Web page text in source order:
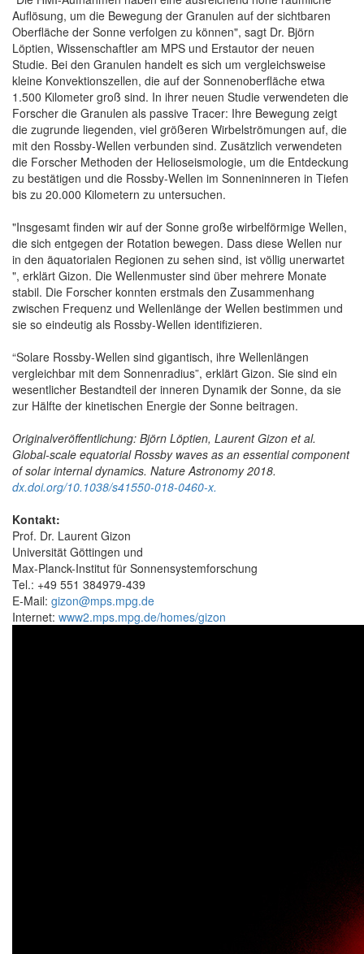
Auflösung, um die Bewegung der Granulen auf der sichtbaren
Oberfläche der Sonne verfolgen zu können", sagt Dr. Björn
Löptien, Wissenschaftler am MPS und Erstautor der neuen
Studie. Bei den Granulen handelt es sich um vergleichsweise
kleine Konvektionszellen, die auf der Sonnenoberfläche etwa
1.500 Kilometer groß sind. In ihrer neuen Studie verwendeten die
Forscher die Granulen als passive Tracer: Ihre Bewegung zeigt
die zugrunde liegenden, viel größeren Wirbelströmungen auf, die
mit den Rossby-Wellen verbunden sind. Zusätzlich verwendeten
die Forscher Methoden der Helioseismologie, um die Entdeckung
zu bestätigen und die Rossby-Wellen im Sonneninneren in Tiefen
bis zu 20.000 Kilometern zu untersuchen.
"Insgesamt finden wir auf der Sonne große wirbelförmige Wellen,
die sich entgegen der Rotation bewegen. Dass diese Wellen nur
in den äquatorialen Regionen zu sehen sind, ist völlig unerwartet
", erklärt Gizon. Die Wellenmuster sind über mehrere Monate
stabil. Die Forscher konnten erstmals den Zusammenhang
zwischen Frequenz und Wellenlänge der Wellen bestimmen und
sie so eindeutig als Rossby-Wellen identifizieren.
“Solare Rossby-Wellen sind gigantisch, ihre Wellenlängen
vergleichbar mit dem Sonnenradius”, erklärt Gizon. Sie sind ein
wesentlicher Bestandteil der inneren Dynamik der Sonne, da sie
zur Hälfte der kinetischen Energie der Sonne beitragen.
Originalveröffentlichung: Björn Löptien, Laurent Gizon et al.
Global-scale equatorial Rossby waves as an essential component
of solar internal dynamics. Nature Astronomy 2018.
dx.doi.org/10.1038/s41550-018-0460-x.
Kontakt:
Prof. Dr. Laurent Gizon
Universität Göttingen und
Max-Planck-Institut für Sonnensystemforschung
Tel.: +49 551 384979-439
E-Mail: gizon@mps.mpg.de
Internet: www2.mps.mpg.de/homes/gizon